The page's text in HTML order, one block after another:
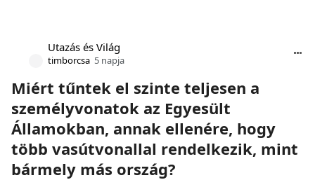
Utazás és Világ
timborcsa 5 napja
Miért tűntek el szinte teljesen a
személyvonatok az Egyesült
Államokban, annak ellenére, hogy
több vasútvonallal rendelkezik, mint
bármely más ország?